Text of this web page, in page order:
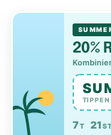
20%
TIPPEN
7T 21